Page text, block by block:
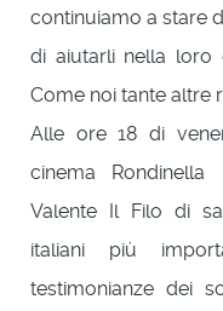
continuiamo a stare
di aiutarli nella loro
Come noi tante altre
Alle ore 18 di
cinema
Valente Il Filo di
italiani più
testimonianze dei